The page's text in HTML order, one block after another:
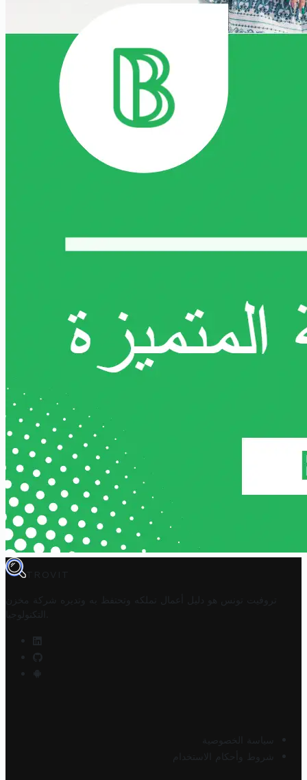
TROVIT
تروفيت تونس هو دليل أعمال تملكه وتحتفظ به وتديره
شركة مخزن
التكنولوجيا
سياسة الخصوصية
شروط وأحكام الاستخدام